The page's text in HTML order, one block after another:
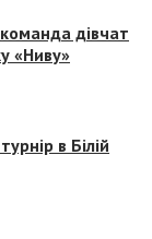
дівчат
«Ниву»
в Білій